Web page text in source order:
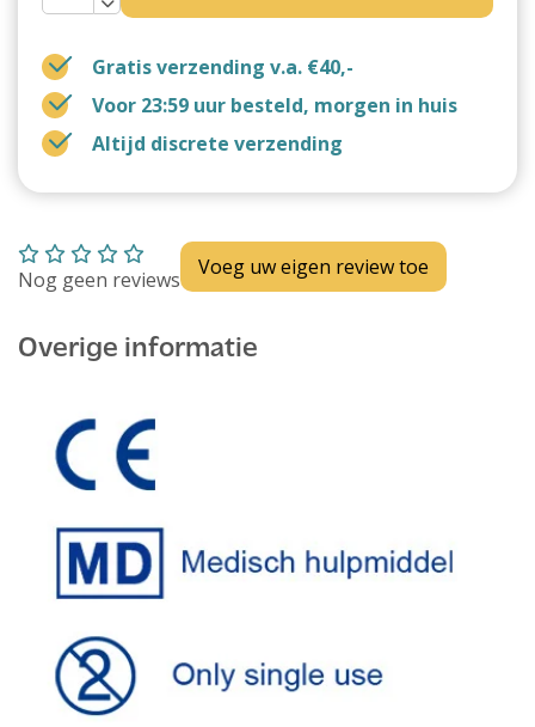
Gratis verzending v.a. €40,-
Voor 23:59 uur besteld, morgen in huis
Altijd discrete verzending
Nog geen reviews Voeg uw eigen review toe
Overige informatie